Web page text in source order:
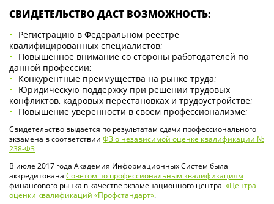
СВИДЕТЕЛЬСТВО ДАСТ ВОЗМОЖНОСТЬ:
Регистрацию в Федеральном реестре
квалифицированных специалистов;
Повышенное внимание со стороны работодателей по
данной профессии;
Конкурентные преимущества на рынке труда;
Юридическую поддержку при решении трудовых
конфликтов, кадровых перестановках и трудоустройстве;
Повышение уверенности в своем профессионализме;
Свидетельство выдается по результатам сдачи профессионального
экзамена в соответствии ФЗ о независимой оценке квалификации №
238-ФЗ
В июле 2017 года Академия Информационных Систем была
аккредитована Советом по профессиональным квалификациям
финансового рынка в качестве экзаменационного центра «Центра
оценки квалификаций «Профстандарт».